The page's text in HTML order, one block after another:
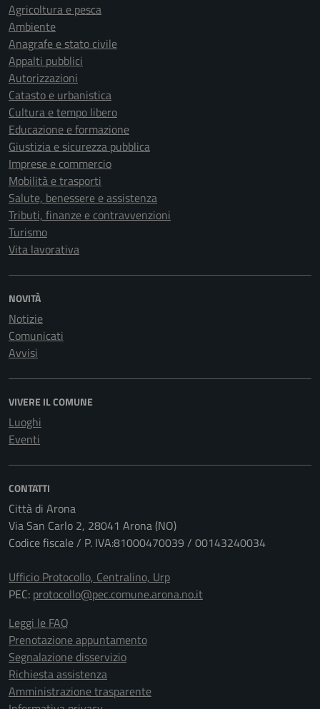
Agricoltura e pesca
Ambiente
Anagrafe e stato civile
Appalti pubblici
Autorizzazioni
Catasto e urbanistica
Cultura e tempo libero
Educazione e formazione
Giustizia e sicurezza pubblica
Imprese e commercio
Mobilità e trasporti
Salute, benessere e assistenza
Tributi, finanze e contravvenzioni
Turismo
Vita lavorativa
NOVITÀ
Notizie
Comunicati
Avvisi
VIVERE IL COMUNE
Luoghi
Eventi
CONTATTI
Città di Arona
Via San Carlo 2, 28041 Arona (NO)
Codice fiscale / P. IVA:81000470039 / 00143240034
Ufficio Protocollo, Centralino, Urp
PEC: protocollo@pec.comune.arona.no.it
Leggi le FAQ
Prenotazione appuntamento
Segnalazione disservizio
Richiesta assistenza
Amministrazione trasparente